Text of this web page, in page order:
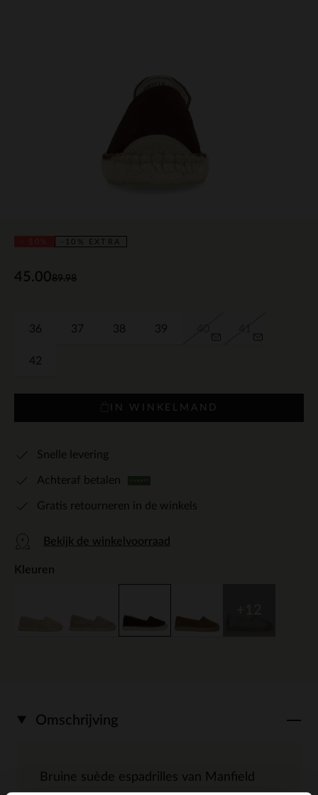
-10% EXTRA
89.98
45.00
36 37 38 39
42
IN WINKELMAND
Snelle levering
Achteraf betalen
Gratis retourneren in de winkels
Bekijk de winkelvoorraad
Kleuren
Omschrijving
Bruine suède espadrilles van Manfield